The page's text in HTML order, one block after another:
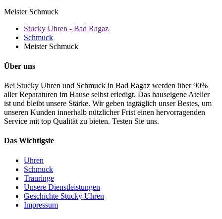
Meister Schmuck
Stucky Uhren - Bad Ragaz
Schmuck
Meister Schmuck
Über uns
Bei Stucky Uhren und Schmuck in Bad Ragaz werden über 90%
aller Reparaturen im Hause selbst erledigt. Das hauseigene Atelier
ist und bleibt unsere Stärke. Wir geben tagtäglich unser Bestes, um
unseren Kunden innerhalb nützlicher Frist einen hervorragenden
Service mit top Qualität zu bieten. Testen Sie uns.
Das Wichtigste
Uhren
Schmuck
Trauringe
Unsere Dienstleistungen
Geschichte Stucky Uhren
Impressum